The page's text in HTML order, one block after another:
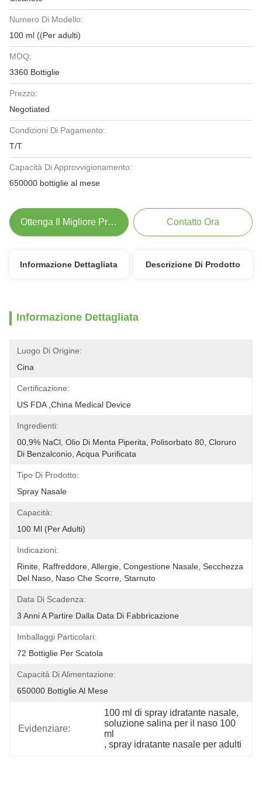
Numero Di Modello:
100 ml ((Per adulti)
MOQ:
3360 Bottiglie
Prezzo:
Negotiated
Condizioni Di Pagamento:
T/T
Capacità Di Approvvigionamento:
650000 bottiglie al mese
Ottenga Il Migliore Prezzo Contatto Ora
Informazione Dettagliata Descrizione Di Prodotto
Informazione Dettagliata
Luogo Di Origine:
Cina
Certificazione:
US FDA ,China Medical Device
Ingredienti:
00,9% NaCl, Olio Di Menta Piperita, Polisorbato 80, Cloruro
Di Benzalconio, Acqua Purificata
Tipo Di Prodotto:
Spray Nasale
Capacità:
100 Ml (per Adulti)
Indicazioni:
Rinite, Raffreddore, Allergie, Congestione Nasale, Secchezza
Del Naso, Naso Che Scorre, Starnuto
Data Di Scadenza:
3 Anni A Partire Dalla Data Di Fabbricazione
Imballaggi Particolari:
72 Bottiglie Per Scatola
Capacità Di Alimentazione:
650000 Bottiglie Al Mese
Evidenziare:
100 ml di spray idratante nasale,
soluzione salina per il naso 100
ml
, spray idratante nasale per adulti